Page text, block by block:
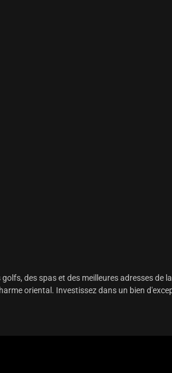
des spas et des meilleures adresses de
oriental. Investissez dans un bien